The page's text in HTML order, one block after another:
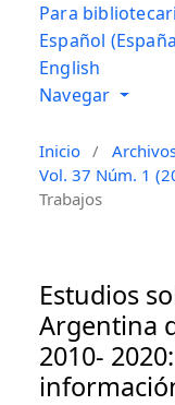
Inicio /
Vol. 37 Núm. 1
Trabajos
Estudios
Argentina
2010-
Para
Español
English
Navegar